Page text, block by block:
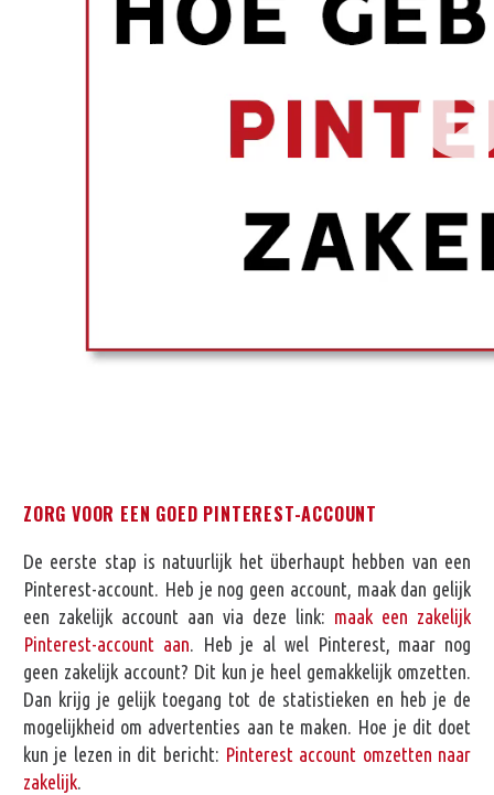
ZORG VOOR EEN GOED PINTEREST-ACCOUNT
De eerste stap is natuurlijk het überhaupt hebben van een
Pinterest-account. Heb je nog geen account, maak dan gelijk
een zakelijk account aan via deze link: maak een zakelijk
Pinterest-account aan. Heb je al wel Pinterest, maar nog
geen zakelijk account? Dit kun je heel gemakkelijk omzetten.
Dan krijg je gelijk toegang tot de statistieken en heb je de
mogelijkheid om advertenties aan te maken. Hoe je dit doet
kun je lezen in dit bericht: Pinterest account omzetten naar
zakelijk.